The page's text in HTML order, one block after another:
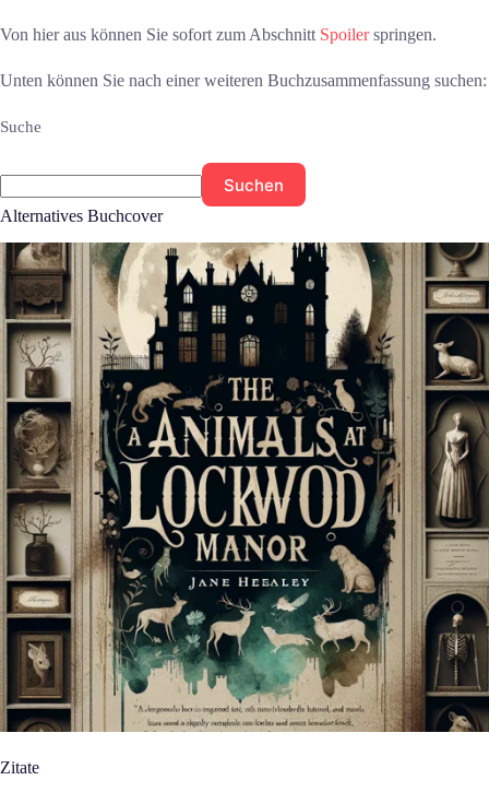
Von hier aus können Sie sofort zum Abschnitt Spoilerspringen.
Unten können Sie nach einer weiteren Buchzusammenfassung suchen:
Suche
Suchen
Alternatives Buchcover
Zitate